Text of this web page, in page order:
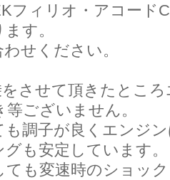
フィリオ・アコード
す。
せください。
をさせて頂きたとこ
ございません。
調子が良くエンジ
も安定しています。
ても変速時のショッ